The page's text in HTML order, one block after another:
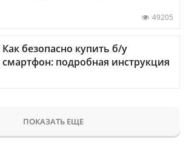
49205
Как безопасно купить б/у
смартфон: подробная инструкция
ПОКАЗАТЬ ЕЩЕ